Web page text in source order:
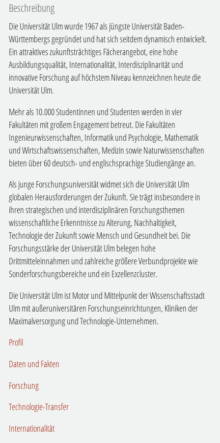
Beschreibung
Die Universität Ulm wurde 1967 als jüngste Universität Baden-
Württembergsgegründetund hat sich seitdem dynamisch entwickelt.
Ein attraktives zukunftsträchtiges Fächerangebot, eine hohe
Ausbildungsqualität, Internationalität, Interdisziplinarität und
innovativeForschungauf höchstem Niveau kennzeichnen heute die
Universität Ulm.
Mehr als 10.000 Studentinnen und Studenten werden in vier
Fakultäten mit großem Engagement betreut. Die Fakultäten
Ingenieurwissenschaften, Informatik und Psychologie, Mathematik
und Wirtschaftswissenschaften, MedizinsowieNaturwissenschaften
bieten über 60 deutsch- und englischsprachigeStudiengängean.
Als junge Forschungsuniversität widmet sich die Universität Ulm
globalen Herausforderungen der Zukunft. Sie trägt insbesondere in
ihren strategischen und interdisziplinären Forschungsthemen
wissenschaftliche Erkenntnisse zu Alterung, Nachhaltigkeit,
Technologie der Zukunft sowie Mensch und Gesundheit bei. Die
Forschungsstärke der Universität Ulm belegen hohe
Drittmitteleinnahmen und zahlreiche größere Verbundprojekte wie
Sonderforschungsbereicheund ein Exzellenzcluster.
Die Universität Ulm ist Motor und Mittelpunkt derWissenschaftsstadt
Ulmmit außeruniversitären Forschungseinrichtungen, Kliniken der
Maximalversorgung und Technologie-Unternehmen.
Profil
Daten und Fakten
Forschung
Technologie-Transfer
Internationalität